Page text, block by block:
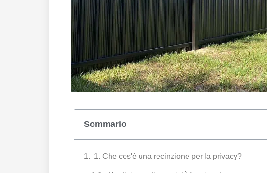
Sommario
1. Che cos'è una recinzione per la privacy?